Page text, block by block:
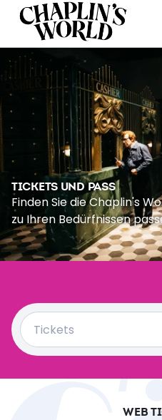
TICKETS UND PASS
Finden Sie die Chaplin's
zu Ihren Bedürfnissen
Tickets
WEB